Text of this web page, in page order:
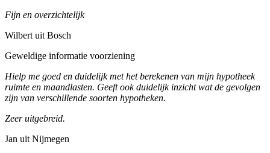
Fijn en overzichtelijk
Wilbert uit Bosch
Geweldige informatie voorziening
Hielp me goed en duidelijk met het berekenen van mijn hypotheek
ruimte en maandlasten. Geeft ook duidelijk inzicht wat de gevolgen
zijn van verschillende soorten hypotheken.
Zeer uitgebreid.
Jan uit Nijmegen